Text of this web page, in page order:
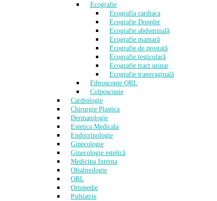
Ecografie
Ecografia cardiaca
Ecografie Doppler
Ecografie abdominală
Ecografie mamară
Ecografie de prostată
Ecografie testiculară
Ecografie tract urinar
Ecografie transvaginală
Fibroscopie ORL
Colposcopie
Cardiologie
Chirurgie Plastica
Dermatologie
Estetica Medicala
Endocrinologie
Ginecologie
Ginecologie estetică
Medicina Interna
Oftalmologie
ORL
Ortopedie
Psihiatrie